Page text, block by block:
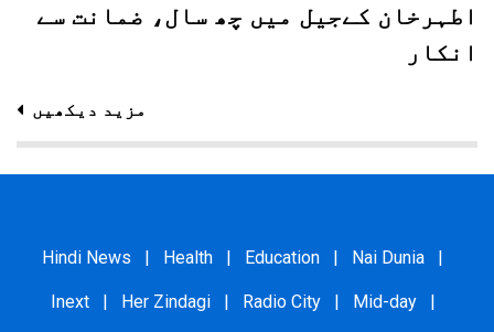
اطہرخان کےجیل میں چھ سال، ضمانت سے
انکار
مزید دیکھیں
Hindi News Health Education Nai Dunia
Inext Her Zindagi Radio City Mid-day